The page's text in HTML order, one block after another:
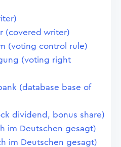
(covered writer)
(voting control rule)
(voting right
(database base of
dividend, bonus share)
im Deutschen gesagt)
im Deutschen gesagt)